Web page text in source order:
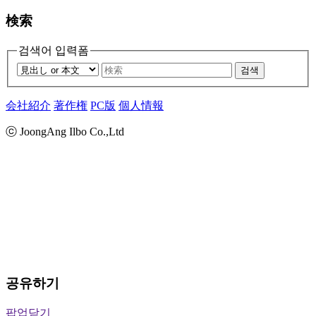
検索
검색어 입력폼
검색
会社紹介 著作権 PC版 個人情報
ⓒ JoongAng Ilbo Co.,Ltd
공유하기
팝업닫기